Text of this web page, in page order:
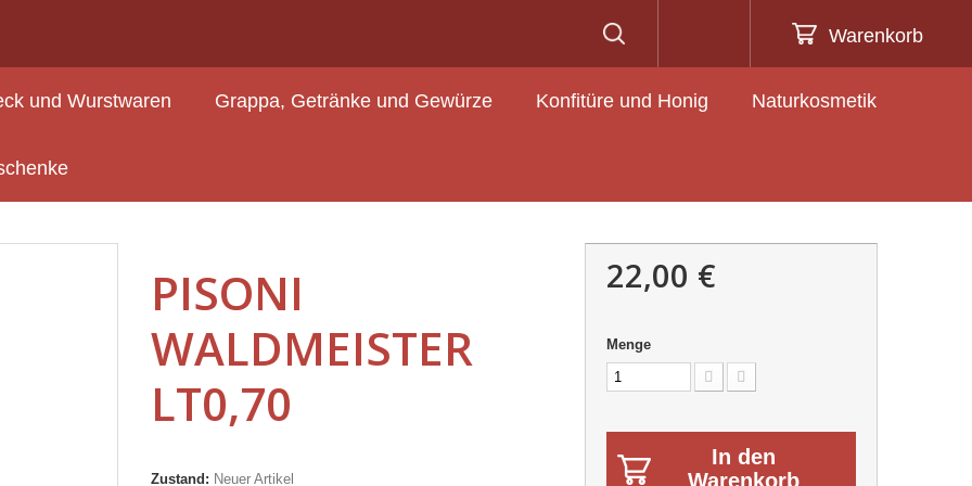
Warenkorb
und Wurstwaren Grappa, Getränke und Gewürze Konfitüre und Honig Naturkosmetik
PISONI
WALDMEISTER
LT0,70
Zustand: Neuer Artikel
22,00 €
Menge
In den
Warenkorb